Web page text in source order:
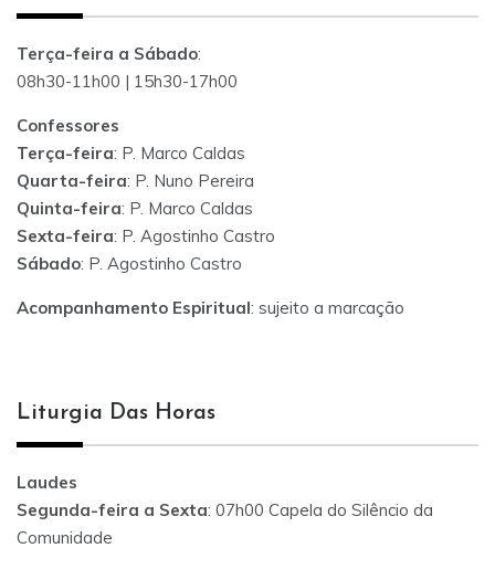
Terça-feira a Sábado:
08h30-11h00 | 15h30-17h00
Confessores
Terça-feira: P. Marco Caldas
Quarta-feira: P. Nuno Pereira
Quinta-feira: P. Marco Caldas
Sexta-feira: P. Agostinho Castro
Sábado: P. Agostinho Castro
Acompanhamento Espiritual: sujeito a marcação
Liturgia Das Horas
Laudes
Segunda-feira a Sexta: 07h00 Capela do Silêncio da
Comunidade